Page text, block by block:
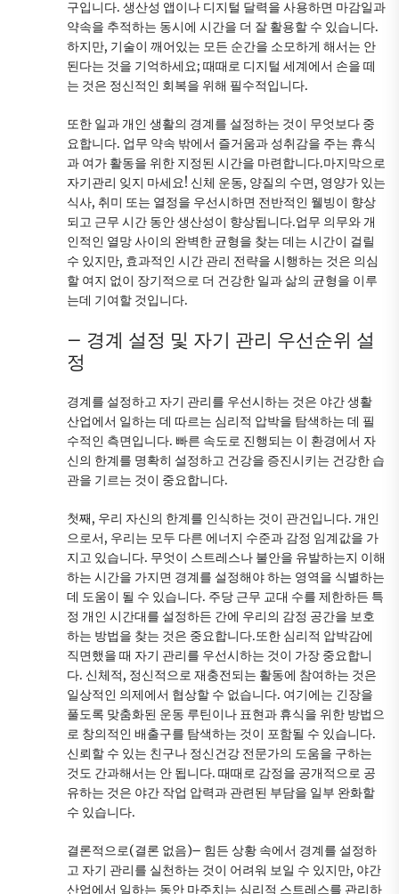
구입니다. 생산성 앱이나 디지털 달력을 사용하면 마감일과
약속을 추적하는 동시에 시간을 더 잘 활용할 수 있습니다.
하지만, 기술이 깨어있는 모든 순간을 소모하게 해서는 안
된다는 것을 기억하세요; 때때로 디지털 세계에서 손을 떼
는 것은 정신적인 회복을 위해 필수적입니다.
또한 일과 개인 생활의 경계를 설정하는 것이 무엇보다 중
요합니다. 업무 약속 밖에서 즐거움과 성취감을 주는 휴식
과 여가 활동을 위한 지정된 시간을 마련합니다.마지막으로
자기관리 잊지 마세요! 신체 운동, 양질의 수면, 영양가 있는
식사, 취미 또는 열정을 우선시하면 전반적인 웰빙이 향상
되고 근무 시간 동안 생산성이 향상됩니다.업무 의무와 개
인적인 열망 사이의 완벽한 균형을 찾는 데는 시간이 걸릴
수 있지만, 효과적인 시간 관리 전략을 시행하는 것은 의심
할 여지 없이 장기적으로 더 건강한 일과 삶의 균형을 이루
는데 기여할 것입니다.
– 경계 설정 및 자기 관리 우선순위 설
정
경계를 설정하고 자기 관리를 우선시하는 것은 야간 생활
산업에서 일하는 데 따르는 심리적 압박을 탐색하는 데 필
수적인 측면입니다. 빠른 속도로 진행되는 이 환경에서 자
신의 한계를 명확히 설정하고 건강을 증진시키는 건강한 습
관을 기르는 것이 중요합니다.
첫째, 우리 자신의 한계를 인식하는 것이 관건입니다. 개인
으로서, 우리는 모두 다른 에너지 수준과 감정 임계값을 가
지고 있습니다. 무엇이 스트레스나 불안을 유발하는지 이해
하는 시간을 가지면 경계를 설정해야 하는 영역을 식별하는
데 도움이 될 수 있습니다. 주당 근무 교대 수를 제한하든 특
정 개인 시간대를 설정하든 간에 우리의 감정 공간을 보호
하는 방법을 찾는 것은 중요합니다.또한 심리적 압박감에
직면했을 때 자기 관리를 우선시하는 것이 가장 중요합니
다. 신체적, 정신적으로 재충전되는 활동에 참여하는 것은
일상적인 의제에서 협상할 수 없습니다. 여기에는 긴장을
풀도록 맞춤화된 운동 루틴이나 표현과 휴식을 위한 방법으
로 창의적인 배출구를 탐색하는 것이 포함될 수 있습니다.
신뢰할 수 있는 친구나 정신건강 전문가의 도움을 구하는
것도 간과해서는 안 됩니다. 때때로 감정을 공개적으로 공
유하는 것은 야간 작업 압력과 관련된 부담을 일부 완화할
수 있습니다.
결론적으로(결론 없음)– 힘든 상황 속에서 경계를 설정하
고 자기 관리를 실천하는 것이 어려워 보일 수 있지만, 야간
산업에서 일하는 동안 마주치는 심리적 스트레스를 관리하